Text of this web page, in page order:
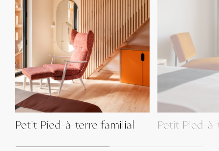
Petit Pied-à-terre familial Petit Pied-